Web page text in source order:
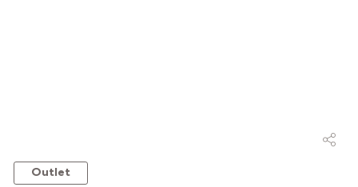
Outlet